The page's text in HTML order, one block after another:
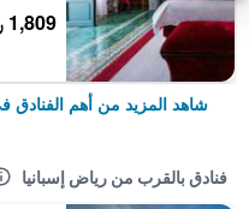
1,809 ﷼
شاهد المزيد من أهم
فنادق بالقرب من رياض إسبانيا